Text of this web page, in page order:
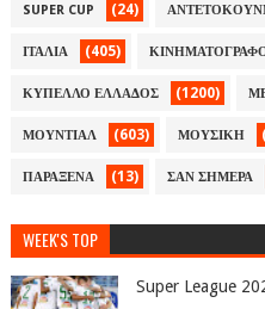
SUPER CUP (24)
ΙΤΑΛΙΑ (405)
ΚΥΠΕΛΛΟ ΕΛΛΑΔΟΣ (1200)
ΜΟΥΝΤΙΑΛ (603) ΜΟΥΣΙΚΗ
ΠΑΡΑΞΕΝΑ (13) ΣΑΝ ΣΗΜΕΡΑ
WEEK'S TOP
Super League